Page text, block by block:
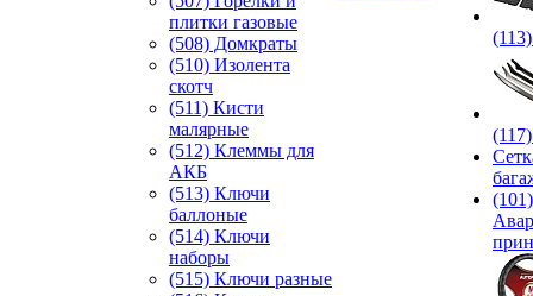
плитки газовые
(508) Домкраты
(510) Изолента
скотч
(511) Кисти
малярные
(512) Клеммы для
АКБ
(513) Ключи
баллоные
(514) Ключи
наборы
(515) Ключи разные
(101)